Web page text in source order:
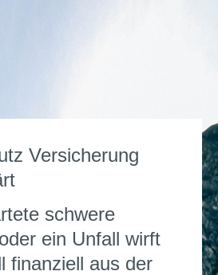
Versicherung
schwere
ein Unfall wirft
finanziell aus der